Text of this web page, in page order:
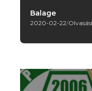
Balage
2020-02-22/